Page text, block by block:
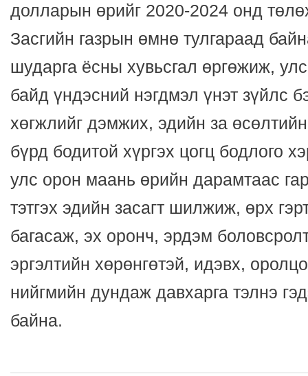
долларын өрийг 2020-2024 онд
Засгийн газрын өмнө тулгараад
шударга ёсны хувьсгал өргөжиж,
байд үндэсний нэгдмэл үнэт зүйлс
хөгжлийг дэмжих, эдийн за
бүрд бодитой хүргэх цогц бодлого
улс орон маань өрийн дарамтаас
тэтгэх эдийн засагт шилжиж, өрх
багасаж, эх оронч, эрдэм
эргэлтийн хөрөнгөтэй, идэвх,
нийгмийн дундаж давхарга тэлнэ
байна.